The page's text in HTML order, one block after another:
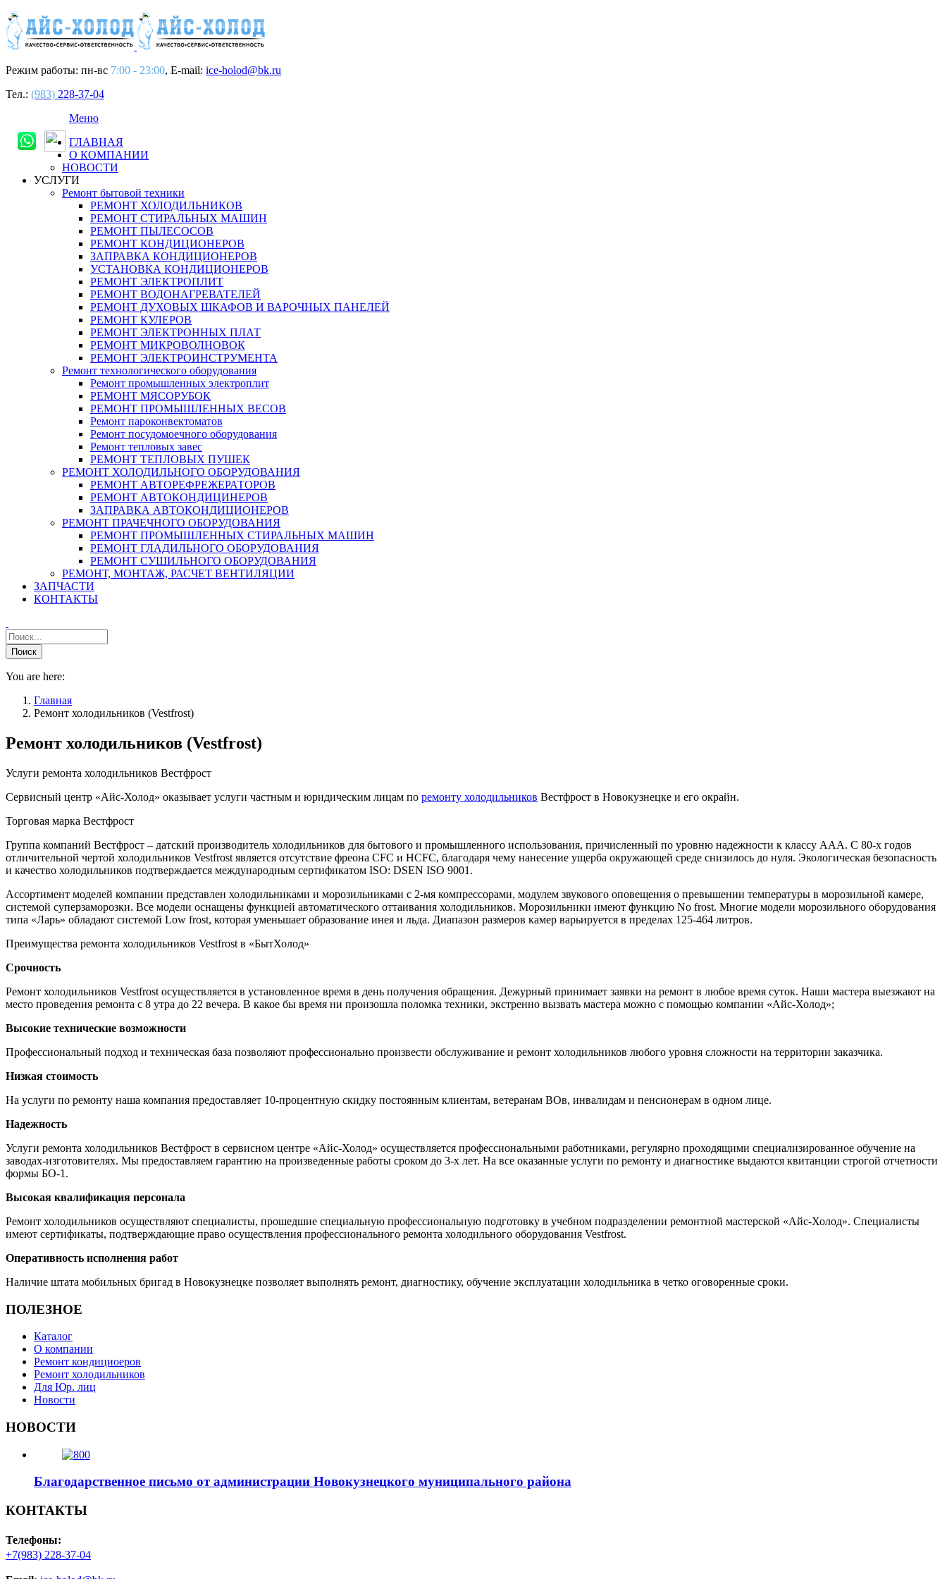
Режим работы: пн-вс 7:00 - 23:00, E-mail: ice-holod@bk.ru
Тел.: (983) 228-37-04
Меню
ГЛАВНАЯ
О КОМПАНИИ
НОВОСТИ
УСЛУГИ
Ремонт бытовой техники
РЕМОНТ ХОЛОДИЛЬНИКОВ
РЕМОНТ СТИРАЛЬНЫХ МАШИН
РЕМОНТ ПЫЛЕСОСОВ
РЕМОНТ КОНДИЦИОНЕРОВ
ЗАПРАВКА КОНДИЦИОНЕРОВ
УСТАНОВКА КОНДИЦИОНЕРОВ
РЕМОНТ ЭЛЕКТРОПЛИТ
РЕМОНТ ВОДОНАГРЕВАТЕЛЕЙ
РЕМОНТ ДУХОВЫХ ШКАФОВ И ВАРОЧНЫХ ПАНЕЛЕЙ
РЕМОНТ КУЛЕРОВ
РЕМОНТ ЭЛЕКТРОННЫХ ПЛАТ
РЕМОНТ МИКРОВОЛНОВОК
РЕМОНТ ЭЛЕКТРОИНСТРУМЕНТА
Ремонт технологического оборудования
Ремонт промышленных электроплит
РЕМОНТ МЯСОРУБОК
РЕМОНТ ПРОМЫШЛЕННЫХ ВЕСОВ
Ремонт пароконвектоматов
Ремонт посудомоечного оборудования
Ремонт тепловых завес
РЕМОНТ ТЕПЛОВЫХ ПУШЕК
РЕМОНТ ХОЛОДИЛЬНОГО ОБОРУДОВАНИЯ
РЕМОНТ АВТОРЕФРЕЖЕРАТОРОВ
РЕМОНТ АВТОКОНДИЦИНЕРОВ
ЗАПРАВКА АВТОКОНДИЦИОНЕРОВ
РЕМОНТ ПРАЧЕЧНОГО ОБОРУДОВАНИЯ
РЕМОНТ ПРОМЫШЛЕННЫХ СТИРАЛЬНЫХ МАШИН
РЕМОНТ ГЛАДИЛЬНОГО ОБОРУДОВАНИЯ
РЕМОНТ СУШИЛЬНОГО ОБОРУДОВАНИЯ
РЕМОНТ, МОНТАЖ, РАСЧЕТ ВЕНТИЛЯЦИИ
ЗАПЧАСТИ
КОНТАКТЫ
You are here:
Главная
Ремонт холодильников (Vestfrost)
Ремонт холодильников (Vestfrost)
Услуги ремонта холодильников Вестфрост
Сервисный центр «Айс-Холод» оказывает услуги частным и юридическим лицам по ремонту холодильников Вестфрост в Новокузнецке и его окрайн.
Торговая марка Вестфрост
Группа компаний Вестфрост – датский производитель холодильников для бытового и промышленного использования, причисленный по уровню надежности к классу ААА. С 80-х годов
отличительной чертой холодильников Vestfrost является отсутствие фреона CFC и HCFC, благодаря чему нанесение ущерба окружающей среде снизилось до нуля. Экологическая безопасность
и качество холодильников подтверждается международным сертификатом ISO: DSEN ISO 9001.
Ассортимент моделей компании представлен холодильниками и морозильниками с 2-мя компрессорами, модулем звукового оповещения о превышении температуры в морозильной камере,
системой суперзаморозки. Все модели оснащены функцией автоматического оттаивания холодильников. Морозильники имеют функцию No frost. Многие модели морозильного оборудования
типа «Ларь» обладают системой Low frost, которая уменьшает образование инея и льда. Диапазон размеров камер варьируется в пределах 125-464 литров.
Преимущества ремонта холодильников Vestfrost в «БытХолод»
Срочность
Ремонт холодильников Vestfrost осуществляется в установленное время в день получения обращения. Дежурный принимает заявки на ремонт в любое время суток. Наши мастера выезжают на
место проведения ремонта с 8 утра до 22 вечера. В какое бы время ни произошла поломка техники, экстренно вызвать мастера можно с помощью компании «Айс-Холод»;
Высокие технические возможности
Профессиональный подход и техническая база позволяют профессионально произвести обслуживание и ремонт холодильников любого уровня сложности на территории заказчика.
Низкая стоимость
На услуги по ремонту наша компания предоставляет 10-процентную скидку постоянным клиентам, ветеранам ВОв, инвалидам и пенсионерам в одном лице.
Надежность
Услуги ремонта холодильников Вестфрост в сервисном центре «Айс-Холод» осуществляется профессиональными работниками, регулярно проходящими специализированное обучение на
заводах-изготовителях. Мы предоставляем гарантию на произведенные работы сроком до 3-х лет. На все оказанные услуги по ремонту и диагностике выдаются квитанции строгой отчетности
формы БО-1.
Высокая квалификация персонала
Ремонт холодильников осуществляют специалисты, прошедшие специальную профессиональную подготовку в учебном подразделении ремонтной мастерской «Айс-Холод». Специалисты
имеют сертификаты, подтверждающие право осуществления профессионального ремонта холодильного оборудования Vestfrost.
Оперативность исполнения работ
Наличие штата мобильных бригад в Новокузнецке позволяет выполнять ремонт, диагностику, обучение эксплуатации холодильника в четко оговоренные сроки.
ПОЛЕЗНОЕ
Каталог
О компании
Ремонт кондициоеров
Ремонт холодильников
Для Юр. лиц
Новости
НОВОСТИ
Благодарственное письмо от администрации Новокузнецкого муниципального района
КОНТАКТЫ
Телефоны:
+7(983) 228-37-04